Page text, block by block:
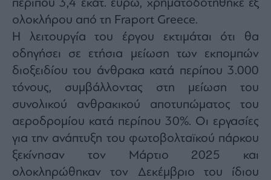
περίπου 3,4 εκατ. ευρώ, χρηματοδοτήθηκε εξ
ολοκλήρου από τη Fraport Greece.
Η λειτουργία του έργου εκτιμάται ότι θα
οδηγήσει σε ετήσια μείωση των εκπομπών
διοξειδίου του άνθρακα κατά περίπου 3.000
τόνους, συμβάλλοντας στη μείωση του
συνολικού ανθρακικού αποτυπώματος του
αεροδρομίου κατά περίπου 30%. Οι εργασίες
για την ανάπτυξη του φωτοβολταϊκού πάρκου
ξεκίνησαν τον Μάρτιο 2025 και
ολοκληρώθηκαν τον Δεκέμβριο του ίδιου